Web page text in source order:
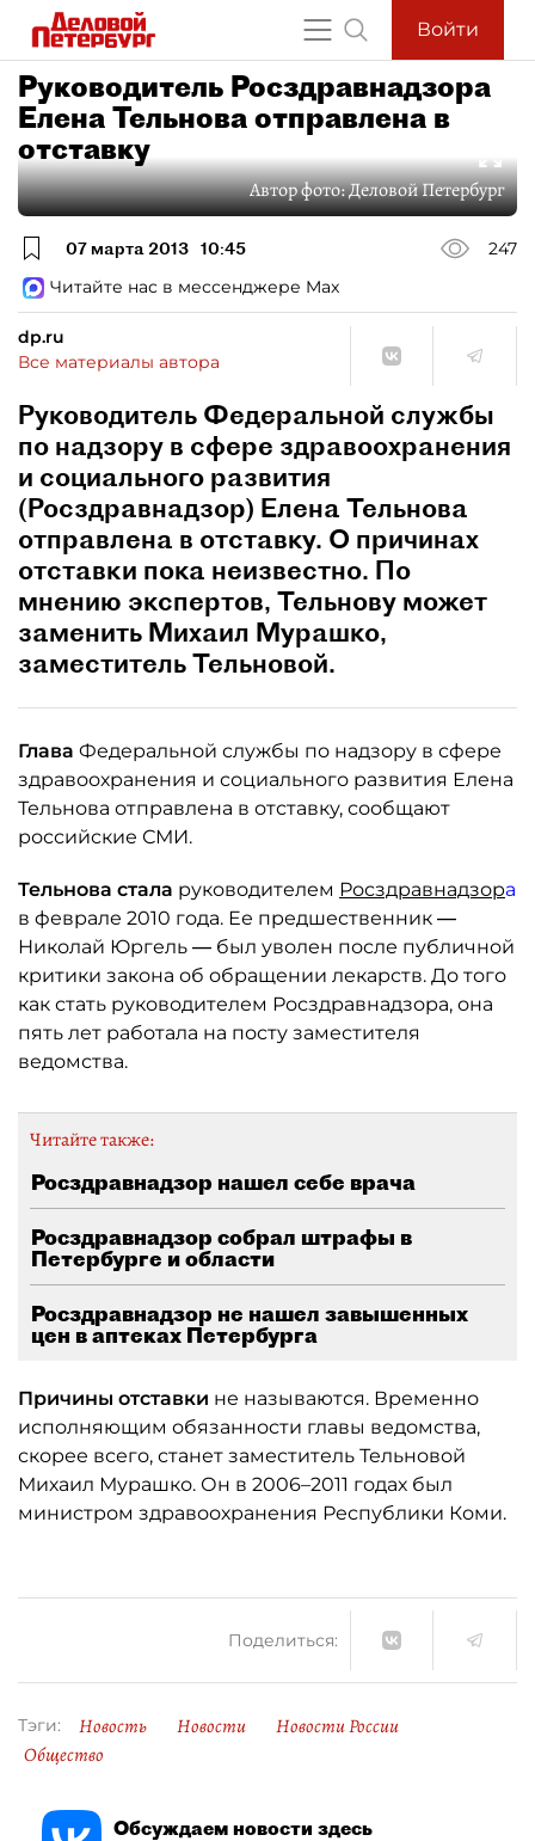
Войти
Руководитель Росздравнадзора
Елена Тельнова отправлена в
отставку
Автор фото:Деловой Петербург
07 марта 2013 10:45
247
Читайте нас в мессенджере Max
dp.ru
Все материалы автора
Руководитель Федеральной службы
по надзору в сфере здравоохранения
и социального развития
(Росздравнадзор) Елена Тельнова
отправлена в отставку. О причинах
отставки пока неизвестно. По
мнению экспертов, Тельнову может
заменить Михаил Мурашко,
заместитель Тельновой.
Глава Федеральной службы по надзору в сфере
здравоохранения и социального развития Елена
Тельнова отправлена в отставку, сообщают
российские СМИ.
Тельнова стала руководителем Росздравнадзора
в феврале 2010 года. Ее предшественник —
Николай Юргель — был уволен после публичной
критики закона об обращении лекарств. До того
как стать руководителем Росздравнадзора, она
пять лет работала на посту заместителя
ведомства.
Читайте также:
Росздравнадзор нашел себе врача
Росздравнадзор собрал штрафы в
Петербурге и области
Росздравнадзор не нашел завышенных
цен в аптеках Петербурга
Причины отставки не называются. Временно
исполняющим обязанности главы ведомства,
скорее всего, станет заместитель Тельновой
Михаил Мурашко. Он в 2006–2011 годах был
министром здравоохранения Республики Коми.
Поделиться:
Тэги: Новость Новости
Новости России
Общество
Обсуждаем новости здесь